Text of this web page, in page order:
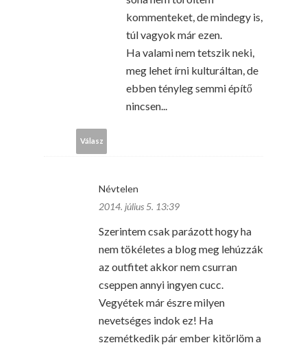
kommenteket, de mindegy is,
túl vagyok már ezen.
Ha valami nem tetszik neki,
meg lehet írni kulturáltan, de
ebben tényleg semmi építő
nincsen...
Válasz
Névtelen
2014. július 5. 13:39
Szerintem csak parázott hogy ha
nem tökéletes a blog meg lehúzzák
az outfitet akkor nem csurran
cseppen annyi ingyen cucc.
Vegyétek már észre milyen
nevetséges indok ez! Ha
szemétkedik pár ember kitörlöm a